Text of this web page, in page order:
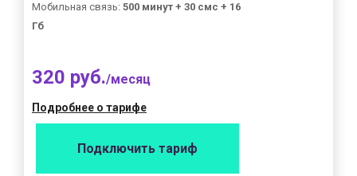
Мобильная связь: 500 минут + 30 смс + 16
Гб
320 руб./месяц
Подробнее о тарифе
Подключить тариф